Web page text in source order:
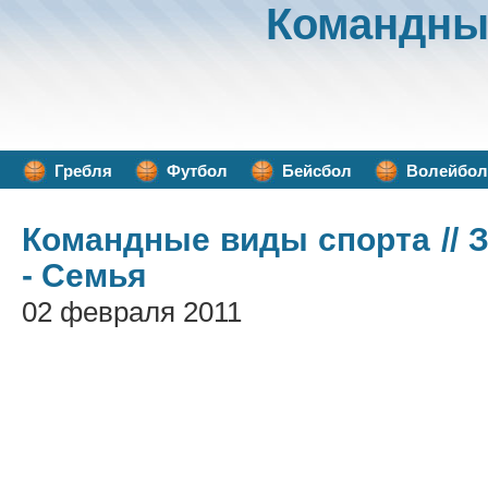
Гребля Футбол Бейсбол Волейбол
Командные виды спорта //
- Семья
02 февраля 2011